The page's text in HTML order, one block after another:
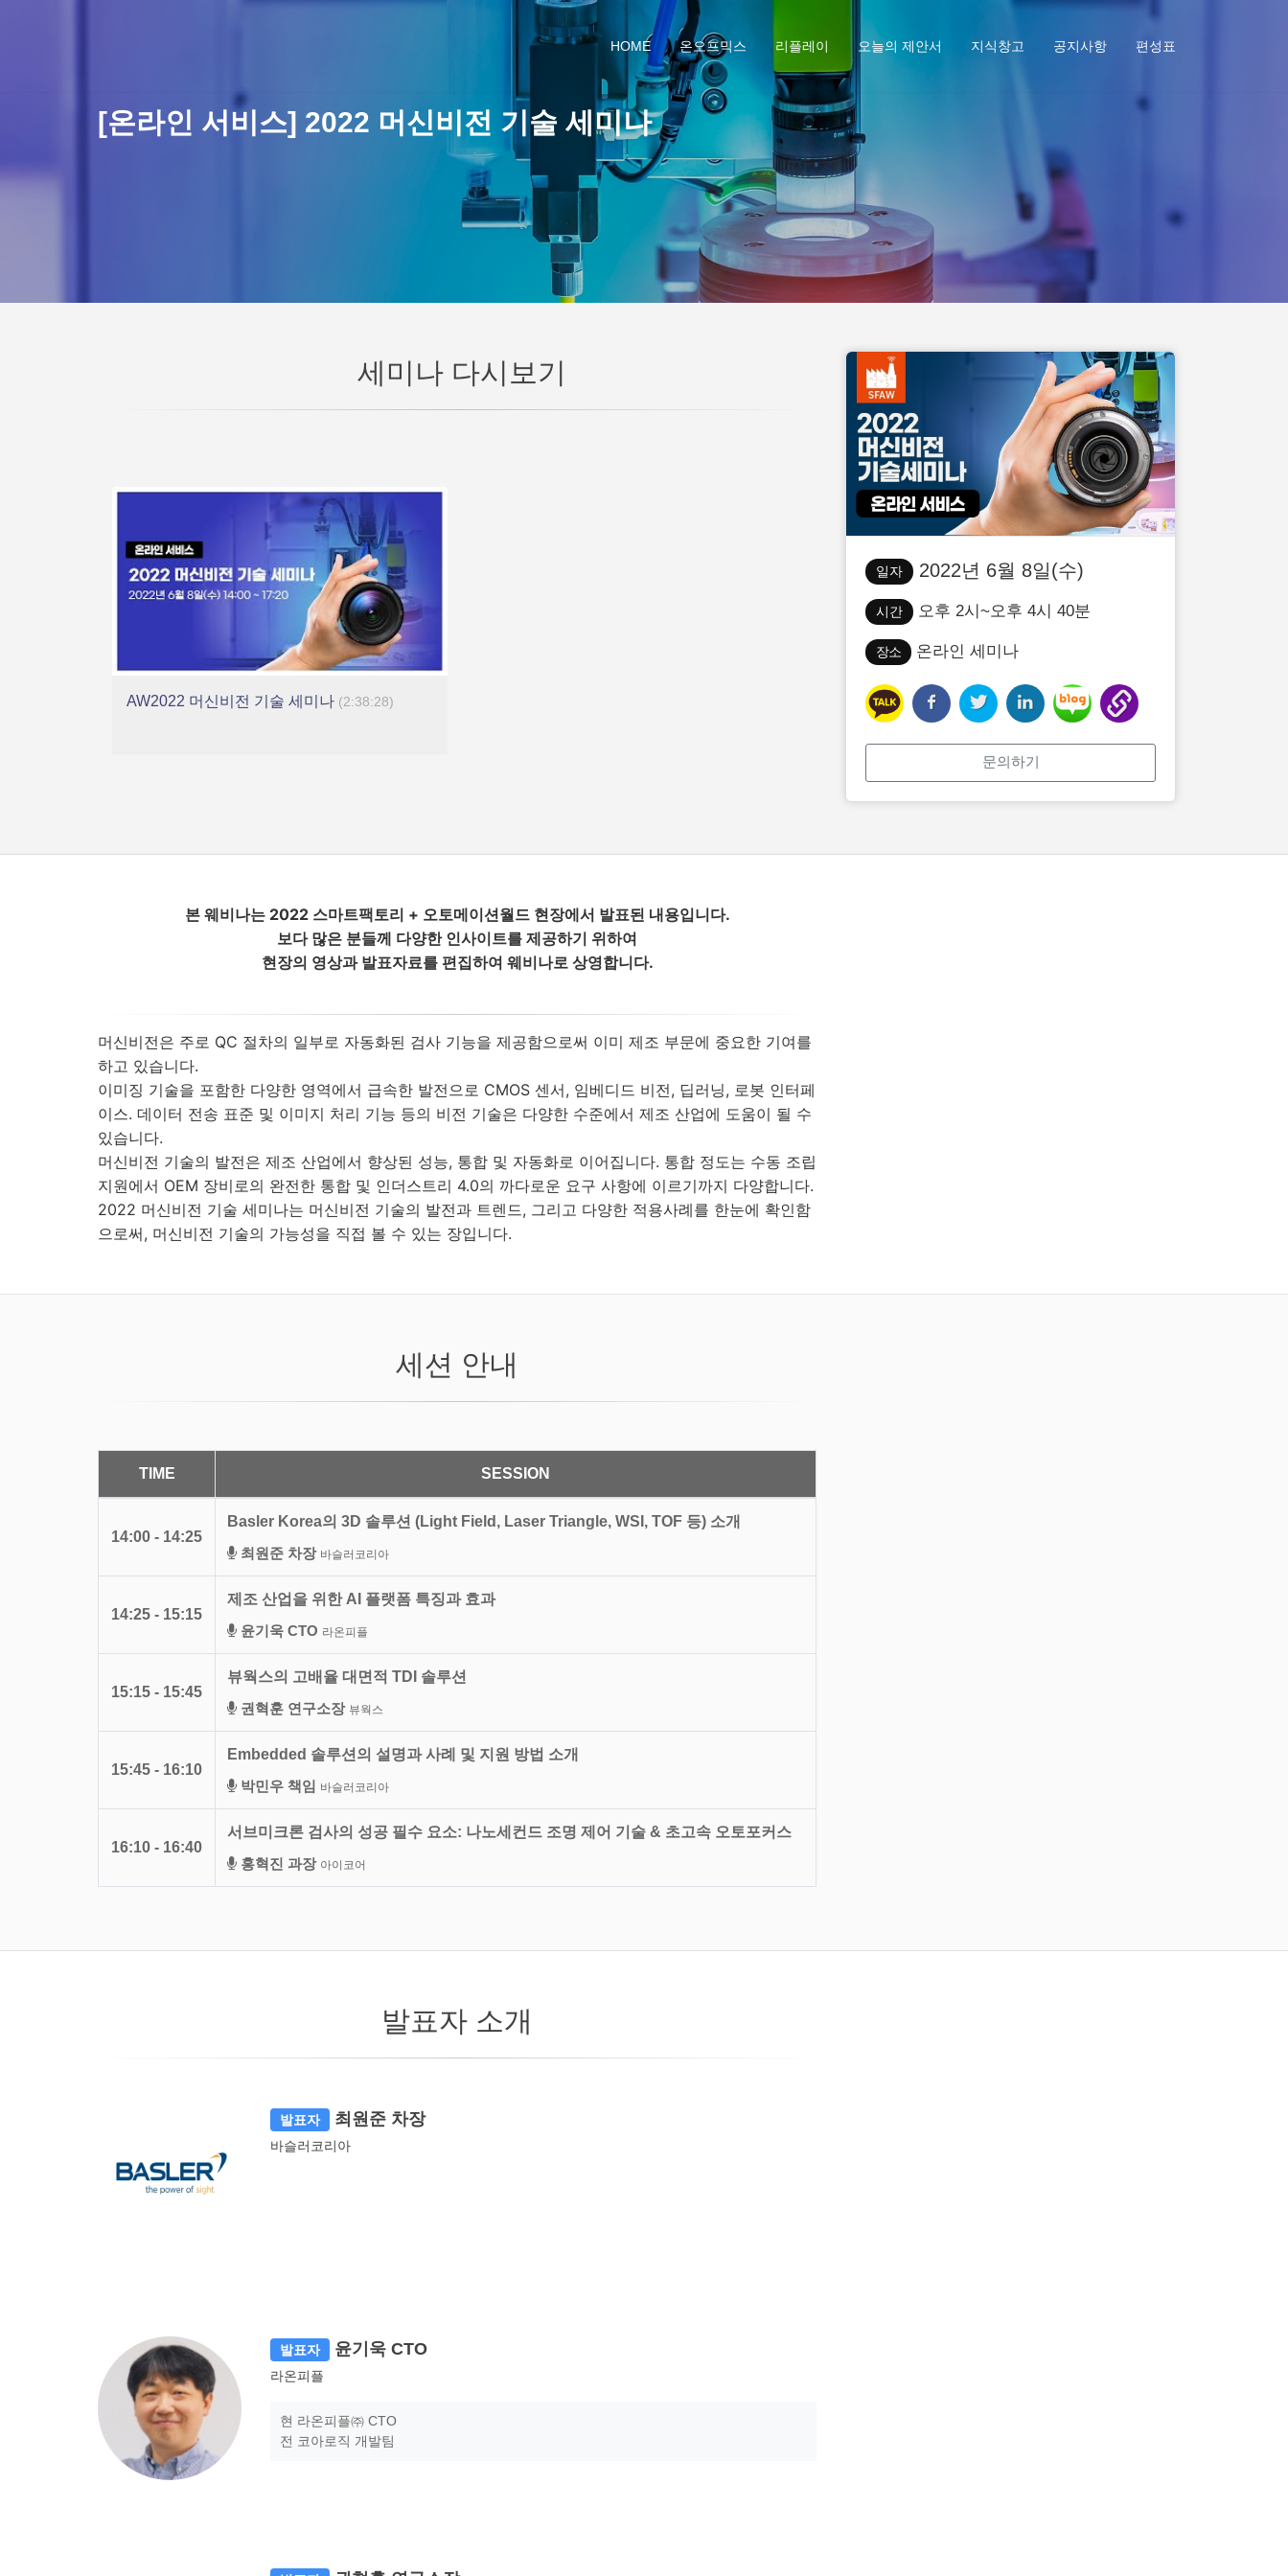
HOME 온오프믹스 리플레이 오늘의 제안서 지식창고 공지사항 편성표
[온라인 서비스] 2022 머신비전 기술 세미나
일자 2022년 6월 8일(수)
시간 오후 2시~오후 4시 40분
장소 온라인 세미나
문의하기
세미나 다시보기
AW2022 머신비전 기술 세미나 (2:38:28)
본 웨비나는 2022 스마트팩토리 + 오토메이션월드 현장에서 발표된 내용입니다.
보다 많은 분들께 다양한 인사이트를 제공하기 위하여
현장의 영상과 발표자료를 편집하여 웨비나로 상영합니다.
머신비전은 주로 QC 절차의 일부로 자동화된 검사 기능을 제공함으로써 이미 제조 부문에 중요한 기여를
하고 있습니다.
이미징 기술을 포함한 다양한 영역에서 급속한 발전으로 CMOS 센서, 임베디드 비전, 딥러닝, 로봇 인터페
이스. 데이터 전송 표준 및 이미지 처리 기능 등의 비전 기술은 다양한 수준에서 제조 산업에 도움이 될 수
있습니다.
머신비전 기술의 발전은 제조 산업에서 향상된 성능, 통합 및 자동화로 이어집니다. 통합 정도는 수동 조립
지원에서 OEM 장비로의 완전한 통합 및 인더스트리 4.0의 까다로운 요구 사항에 이르기까지 다양합니다.
2022 머신비전 기술 세미나는 머신비전 기술의 발전과 트렌드, 그리고 다양한 적용사례를 한눈에 확인함
으로써, 머신비전 기술의 가능성을 직접 볼 수 있는 장입니다.
세션 안내
TIME SESSION
14:00 - 14:25
Basler Korea의 3D 솔루션 (Light Field, Laser Triangle, WSI, TOF 등) 소개
최원준 차장 바슬러코리아
14:25 - 15:15
제조 산업을 위한 AI 플랫폼 특징과 효과
윤기욱 CTO 라온피플
15:15 - 15:45
뷰웍스의 고배율 대면적 TDI 솔루션
권혁훈 연구소장 뷰웍스
15:45 - 16:10
Embedded 솔루션의 설명과 사례 및 지원 방법 소개
박민우 책임 바슬러코리아
16:10 - 16:40
서브미크론 검사의 성공 필수 요소: 나노세컨드 조명 제어 기술 & 초고속 오토포커스
홍혁진 과장 아이코어
발표자 소개
발표자 최원준 차장
바슬러코리아
발표자 윤기욱 CTO
라온피플
현 라온피플㈜ CTO
전 코아로직 개발팀